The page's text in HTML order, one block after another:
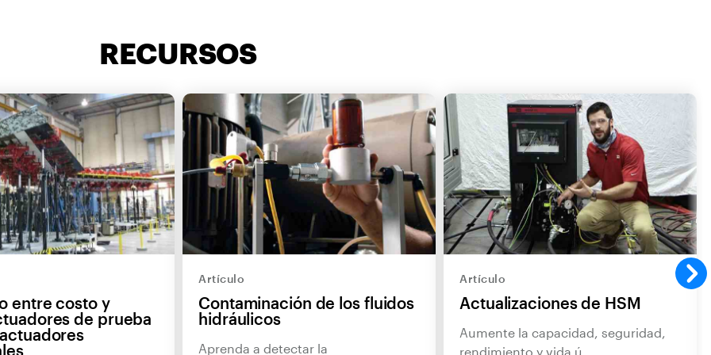
RECURSOS
entre costo y
de prueba
Artículo
Contaminación de los fluidos
hidráulicos
Aprenda a detectar la
Artículo
Actualizaciones de HSM
Aumente la capacidad, seguridad,
rendimiento y vida ú…